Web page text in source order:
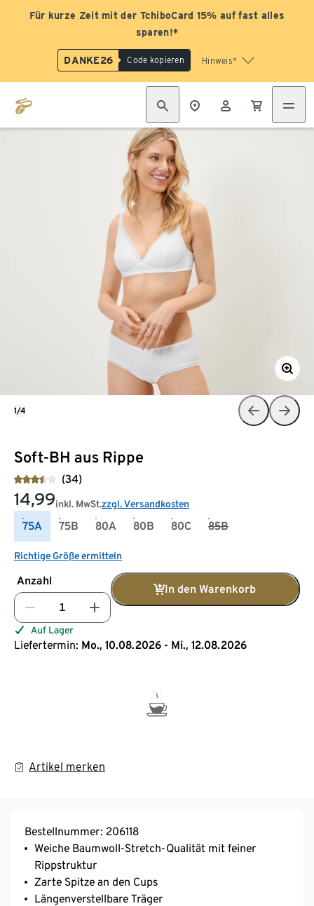
Für kurze Zeit mit der TchiboCard 15% auf fast alles
sparen!*
DANKE26 Code kopieren Hinweis*
Soft-BH aus Rippe
(34)
14,99inkl. MwSt.zzgl. Versandkosten
75A 75B 80A 80B 80C 85B
Richtige Größe ermitteln
Anzahl
In den Warenkorb
Auf Lager
Liefertermin: Mo., 10.08.2026 - Mi., 12.08.2026
Artikel merken
1/4
Bestellnummer: 206118
Weiche Baumwoll-Stretch-Qualität mit feiner
Rippstruktur
Zarte Spitze an den Cups
Längenverstellbare Träger